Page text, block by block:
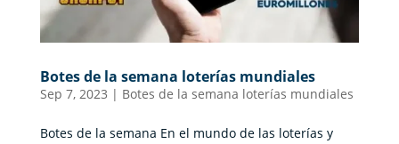
Botes de la semana loterías mundiales
Sep 7, 2023 | Botes de la semana loterías mundiales
Botes de la semana En el mundo de las loterías y